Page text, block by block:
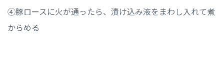
④豚ロースに火が通ったら、漬け込み液をまわし入れて煮
からめる